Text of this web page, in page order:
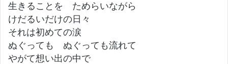
生きることを ためらいながら
けだるいだけの日々
それは初めての涙
ぬぐっても ぬぐっても流れて
やがて想い出の中で